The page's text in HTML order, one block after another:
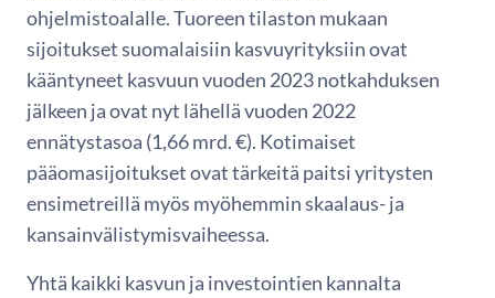
ohjelmistoalalle. Tuoreen tilaston mukaan
sijoitukset suomalaisiin kasvuyrityksiin ovat
kääntyneet kasvuun vuoden 2023 notkahduksen
jälkeen ja ovat nyt lähellä vuoden 2022
ennätystasoa (1,66 mrd. €). Kotimaiset
pääomasijoitukset ovat tärkeitä paitsi yritysten
ensimetreillä myös myöhemmin skaalaus- ja
kansainvälistymisvaiheessa.
Yhtä kaikki kasvun ja investointien kannalta